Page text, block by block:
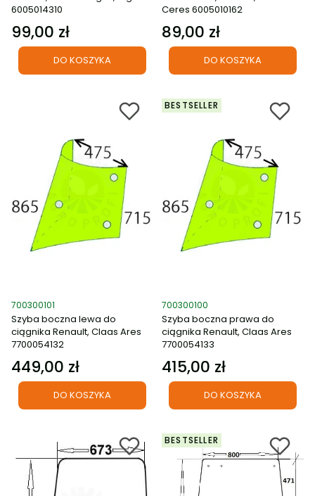
6005014310
Cena
99,00 zł
DO KOSZYKA
Ceres 6005010162
Cena
89,00 zł
DO KOSZYKA
Kod produktu
700300101
Szyba boczna lewa do
ciągnika Renault, Claas Ares
7700054132
Cena
449,00 zł
DO KOSZYKA
BESTSELLER
Kod produktu
700300100
Szyba boczna prawa do
ciągnika Renault, Claas Ares
7700054133
Cena
415,00 zł
DO KOSZYKA
BESTSELLER